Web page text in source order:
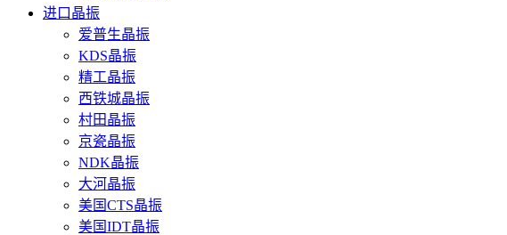
进口晶振
爱普生晶振
KDS晶振
精工晶振
西铁城晶振
村田晶振
京瓷晶振
NDK晶振
大河晶振
美国CTS晶振
美国IDT晶振